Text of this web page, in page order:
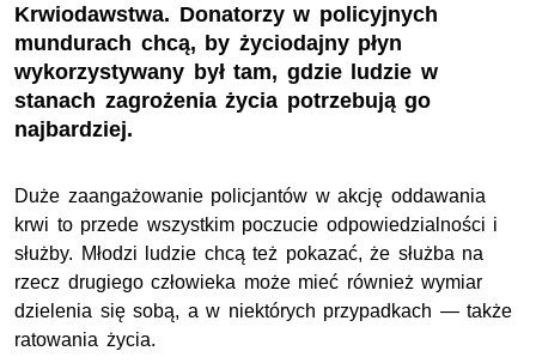
Krwiodawstwa. Donatorzy w policyjnych
mundurach chcą, by życiodajny płyn
wykorzystywany był tam, gdzie ludzie w
stanach zagrożenia życia potrzebują go
najbardziej.
Duże zaangażowanie policjantów w akcję oddawania
krwi to przede wszystkim poczucie odpowiedzialności i
służby. Młodzi ludzie chcą też pokazać, że służba na
rzecz drugiego człowieka może mieć również wymiar
dzielenia się sobą, a w niektórych przypadkach — także
ratowania życia.